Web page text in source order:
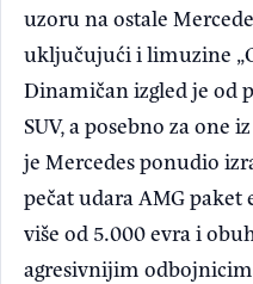
uzoru na ostale
uključujući i limuzine
Dinamičan izgled je od
SUV, a posebno za one
je Mercedes ponudio
pečat udara AMG
više od 5.000 evra i
agresivnijim